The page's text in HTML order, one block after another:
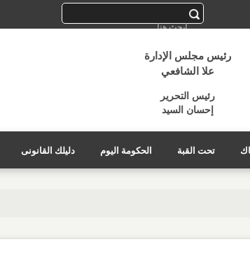
رئيس مجلس الإدارة
علا الشافعي
رئيس التحرير
إحسان السيد
تحت القبة الحكومة اليوم دليلك القانونى